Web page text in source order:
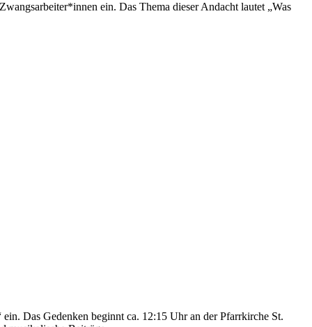
ein. Das Thema dieser Andacht lautet „Was
Das Gedenken beginnt ca. 12:15 Uhr an der Pfarrkirche St.